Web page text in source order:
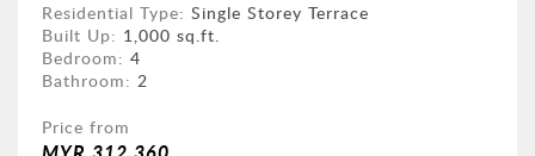
Residential Type: Single Storey Terrace
Built Up: 1,000 sq.ft.
Bedroom: 4
Bathroom: 2
Price from